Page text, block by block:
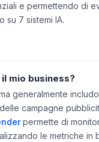
la visibilità
e permettendo di
mio business?
generalmente
campagne
permette di